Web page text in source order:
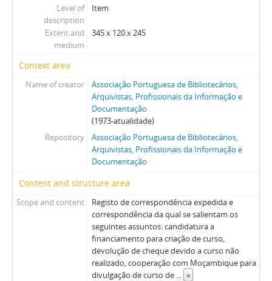
Level of
description
Item
Extent and
medium
345 x 120 x 245
Context area
Name of creator
Associação Portuguesa de Bibliotecários,
Arquivistas, Profissionais da Informação e
Documentação
(1973-atualidade)
Repository
Associação Portuguesa de Bibliotecários,
Arquivistas, Profissionais da Informação e
Documentação
Content and structure area
Scope and content
Registo de correspondência expedida e
correspondência da qual se salientam os
seguintes assuntos: candidatura a
financiamento para criação de curso,
devolução de cheque devido a curso não
realizado, cooperação com Moçambique para
divulgação de curso de
»